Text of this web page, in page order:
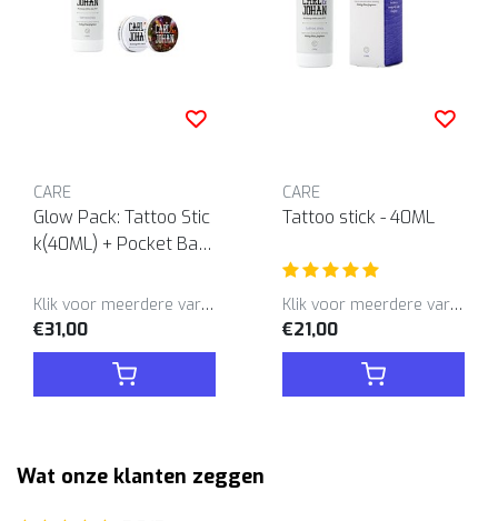
CARE
Glow Pack: Tattoo Stic
k(40ML) + Pocket Bal
Klik voor meerdere varianten
€31,00
CARE
Tattoo stick - 40ML
Klik voor meerdere varianten
€21,00
Wat onze klanten zeggen